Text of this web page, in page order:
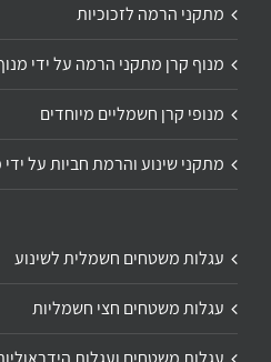
מתקני הרמה לזכוכיות
מנוף קרן מתקני הרמה על ידי
מנופי קרן חשמליים מיוחדים
מתקני שינוע והרמת חביות על ידי
עגלות משטחים חשמלית לשינוע
עגלות משטחים חצי חשמליות